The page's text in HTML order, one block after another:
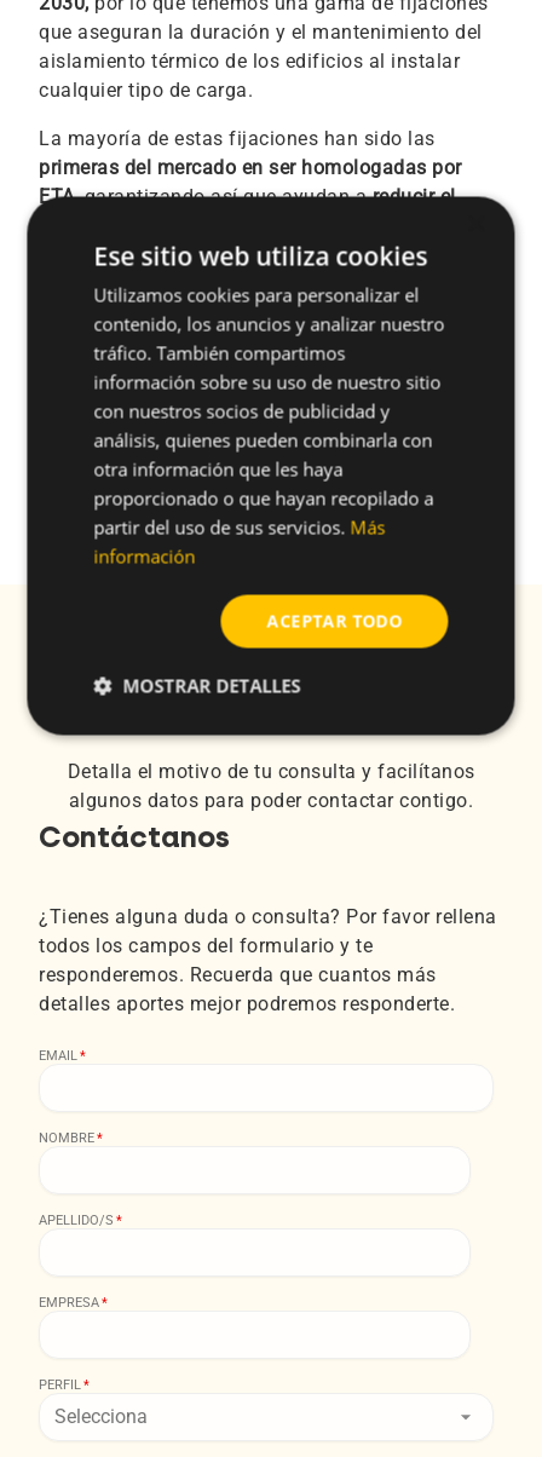
que aseguran la duración y el mantenimiento del
aislamiento térmico de los edificios al instalar
cualquier tipo de carga.
La mayoría de estas fijaciones han sido las
primeras del mercado en ser homologadas por
ETA, garantizando así que ayudan areducir el
energética y minimizar la huella de carbono de los
edificios.
¿Tienes dudas sobre el
compromiso de sostenibilidad de
Detalla el motivo de tu consulta y facilítanos
algunos datos para poder contactar contigo.
Contáctanos
¿Tienes alguna duda o consulta? Por favor rellena
todos los campos del formulario y te
responderemos. Recuerda que cuantos más
detalles aportes mejor podremos responderte.
EMAIL*
NOMBRE*
APELLIDO/S *
EMPRESA*
PERFIL*
Ese sitio web utiliza cookies
Utilizamos cookies para personalizar el
contenido, los anuncios y analizar nuestro
tráfico. También compartimos
información sobre su uso de nuestro sitio
con nuestros socios de publicidad y
análisis, quienes pueden combinarla con
otra información que les haya
proporcionado o que hayan recopilado a
partir del uso de sus servicios. Más
información
ACEPTAR TODO
MOSTRAR DETALLES